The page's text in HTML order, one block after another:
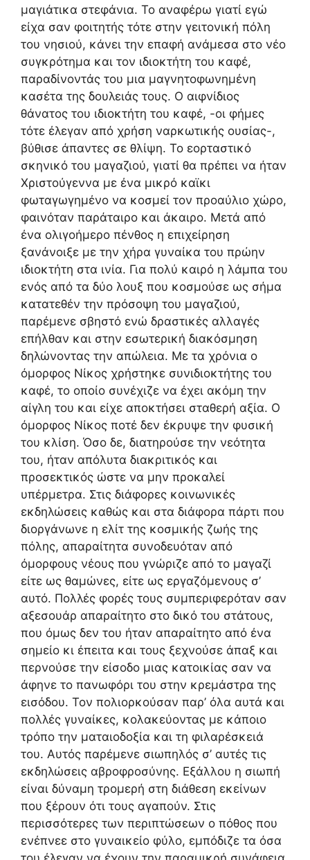
μαγιάτικα στεφάνια. Το αναφέρω γιατί εγώ
είχα σαν φοιτητής τότε στην γειτονική πόλη
του νησιού, κάνει την επαφή ανάμεσα στο νέο
συγκρότημα και τον ιδιοκτήτη του καφέ,
παραδίνοντάς του μια μαγνητοφωνημένη
κασέτα της δουλειάς τους. Ο αιφνίδιος
θάνατος του ιδιοκτήτη του καφέ, -οι φήμες
τότε έλεγαν από χρήση ναρκωτικής ουσίας-,
βύθισε άπαντες σε θλίψη. Το εορταστικό
σκηνικό του μαγαζιού, γιατί θα πρέπει να ήταν
Χριστούγεννα με ένα μικρό καϊκι
φωταγωγημένο να κοσμεί τον προαύλιο χώρο,
φαινόταν παράταιρο και άκαιρο. Μετά από
ένα ολιγοήμερο πένθος η επιχείρηση
ξανάνοιξε με την χήρα γυναίκα του πρώην
ιδιοκτήτη στα ινία. Για πολύ καιρό η λάμπα του
ενός από τα δύο λουξ που κοσμούσε ως σήμα
κατατεθέν την πρόσοψη του μαγαζιού,
παρέμενε σβηστό ενώ δραστικές αλλαγές
επήλθαν και στην εσωτερική διακόσμηση
δηλώνοντας την απώλεια. Με τα χρόνια ο
όμορφος Νίκος χρήστηκε συνιδιοκτήτης του
καφέ, το οποίο συνέχιζε να έχει ακόμη την
αίγλη του και είχε αποκτήσει σταθερή αξία. Ο
όμορφος Νίκος ποτέ δεν έκρυψε την φυσική
του κλίση. Όσο δε, διατηρούσε την νεότητα
του, ήταν απόλυτα διακριτικός και
προσεκτικός ώστε να μην προκαλεί
υπέρμετρα. Στις διάφορες κοινωνικές
εκδηλώσεις καθώς και στα διάφορα πάρτι που
διοργάνωνε η ελίτ της κοσμικής ζωής της
πόλης, απαραίτητα συνοδευόταν από
όμορφους νέους που γνώριζε από το μαγαζί
είτε ως θαμώνες, είτε ως εργαζόμενους σ’
αυτό. Πολλές φορές τους συμπεριφερόταν σαν
αξεσουάρ απαραίτητο στο δικό του στάτους,
που όμως δεν του ήταν απαραίτητο από ένα
σημείο κι έπειτα και τους ξεχνούσε άπαξ και
περνούσε την είσοδο μιας κατοικίας σαν να
άφηνε το πανωφόρι του στην κρεμάστρα της
εισόδου. Τον πολιορκούσαν παρ’ όλα αυτά και
πολλές γυναίκες, κολακεύοντας με κάποιο
τρόπο την ματαιοδοξία και τη φιλαρέσκειά
του. Αυτός παρέμενε σιωπηλός σ’ αυτές τις
εκδηλώσεις αβροφροσύνης. Εξάλλου η σιωπή
είναι δύναμη τρομερή στη διάθεση εκείνων
που ξέρουν ότι τους αγαπούν. Στις
περισσότερες των περιπτώσεων ο πόθος που
ενέπνεε στο γυναικείο φύλο, εμπόδιζε τα όσα